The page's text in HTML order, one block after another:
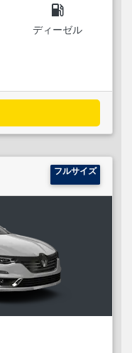
local_gas_station
ディーゼル
フルサイズ